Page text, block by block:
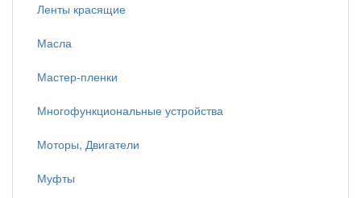
Ленты красящие
Масла
Мастер-пленки
Многофункциональные устройства
Моторы, Двигатели
Муфты